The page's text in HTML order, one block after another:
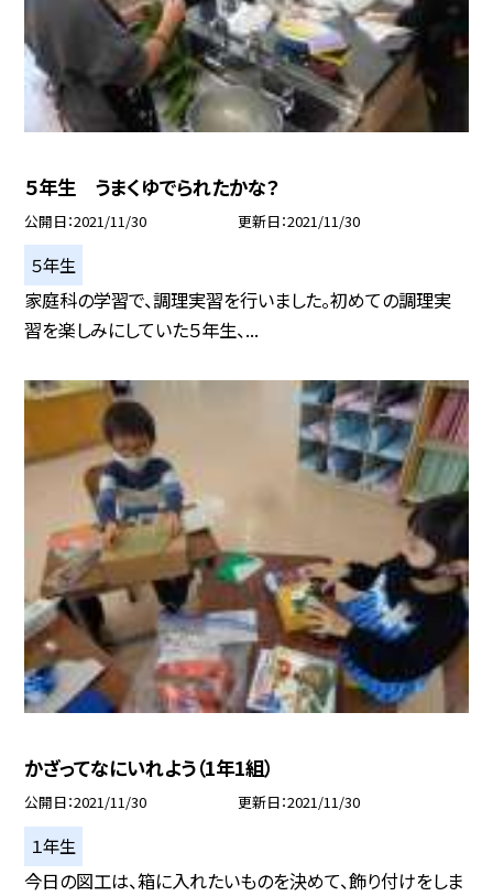
５年生 うまくゆでられたかな？
公開日 2021/11/30 更新日 2021/11/30
５年生
家庭科の学習で、調理実習を行いました。初めての調理実
習を楽しみにしていた５年生、...
かざってなにいれよう（1年1組）
公開日 2021/11/30 更新日 2021/11/30
１年生
今日の図工は、箱に入れたいものを決めて、飾り付けをしま